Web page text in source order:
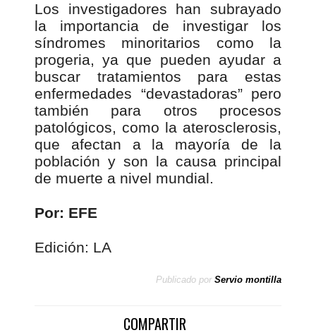
Los investigadores han subrayado
la importancia de investigar los
síndromes minoritarios como la
progeria, ya que pueden ayudar a
buscar tratamientos para estas
enfermedades “devastadoras” pero
también para otros procesos
patológicos, como la aterosclerosis,
que afectan a la mayoría de la
población y son la causa principal
de muerte a nivel mundial.
Por: EFE
Edición: LA
Publicado por Servio montilla
COMPARTIR